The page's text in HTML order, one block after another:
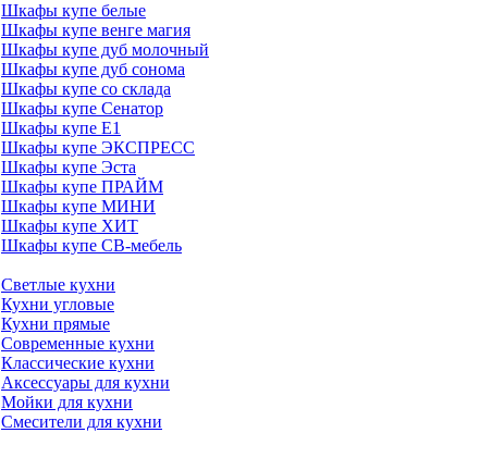
Шкафы купе белые
Шкафы купе венге магия
Шкафы купе дуб молочный
Шкафы купе дуб сонома
Шкафы купе со склада
Шкафы купе Сенатор
Шкафы купе Е1
Шкафы купе ЭКСПРЕСС
Шкафы купе Эста
Шкафы купе ПРАЙМ
Шкафы купе МИНИ
Шкафы купе ХИТ
Шкафы купе СВ-мебель
Светлые кухни
Кухни угловые
Кухни прямые
Современные кухни
Классические кухни
Аксессуары для кухни
Мойки для кухни
Смесители для кухни